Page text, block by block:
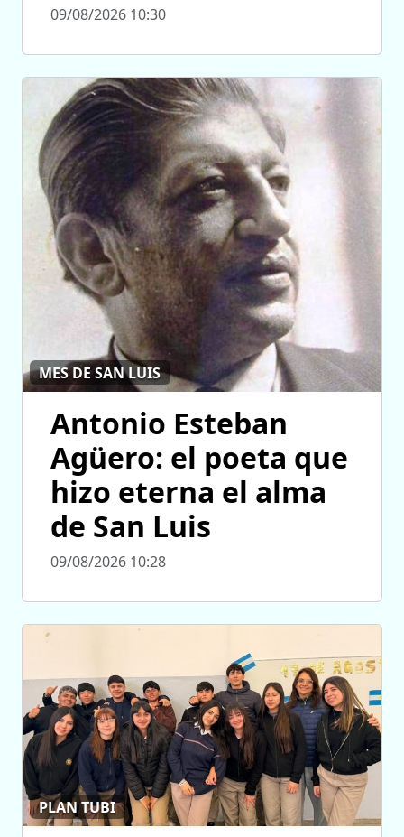
09/08/2026 10:30
MES DE SAN LUIS
Antonio Esteban
Agüero: el poeta que
hizo eterna el alma
de San Luis
09/08/2026 10:28
PLAN TUBI